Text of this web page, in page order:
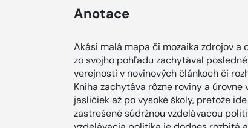
Anotace
Akási malá mapa či mozaika zdrojov
zo svojho pohľadu zachytával
verejnosti v novinových článkoch či
Kniha zachytáva rôzne roviny a
jasličiek až po vysoké školy, pretože
zastrešené súdržnou vzdelávacou